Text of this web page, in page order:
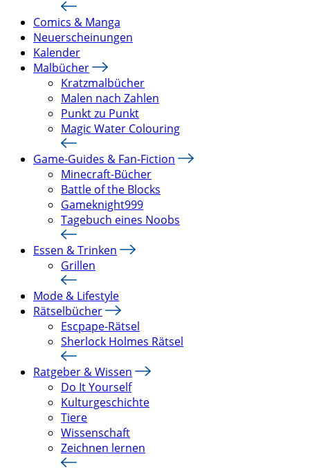
Comics & Manga
Neuerscheinungen
Kalender
Malbücher
Kratzmalbücher
Malen nach Zahlen
Punkt zu Punkt
Magic Water Colouring
Game-Guides & Fan-Fiction
Minecraft-Bücher
Battle of the Blocks
Gameknight999
Tagebuch eines Noobs
Essen & Trinken
Grillen
Mode & Lifestyle
Rätselbücher
Escpape-Rätsel
Sherlock Holmes Rätsel
Ratgeber & Wissen
Do It Yourself
Kulturgeschichte
Tiere
Wissenschaft
Zeichnen lernen